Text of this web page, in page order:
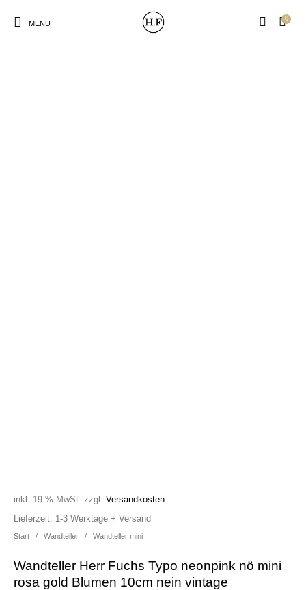
MENU
0
Start / Wandteller / Wandteller mini
Wandteller Herr Fuchs Typo neonpink nö mini
rosa gold Blumen 10cm nein vintage
inkl. 19 % MwSt. zzgl.Versandkosten
Lieferzeit: 1-3 Werktage + Versand